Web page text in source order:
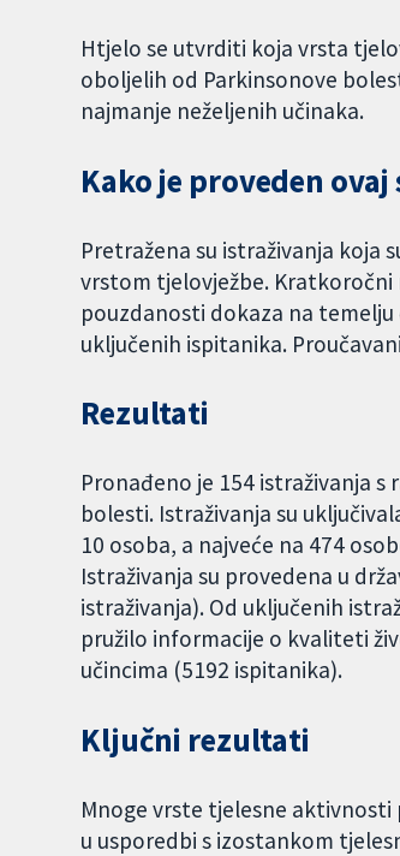
Htjelo se utvrditi koja vrsta
oboljelih od Parkinsonove
najmanje neželjenih učinaka.
Kako je proveden
Pretražena su istraživanja koja
vrstom tjelovježbe. Kratkoročni
pouzdanosti dokaza na
uključenih ispitanika.
Rezultati
Pronađeno je 154 istraživanja
bolesti. Istraživanja su
10 osoba, a najveće na 474
Istraživanja su provedena u
istraživanja). Od uključenih
pružilo informacije o kvaliteti
učincima (5192 ispitanika).
Ključni rezultati
Mnoge vrste tjelesne aktivnosti
u usporedbi s izostankom